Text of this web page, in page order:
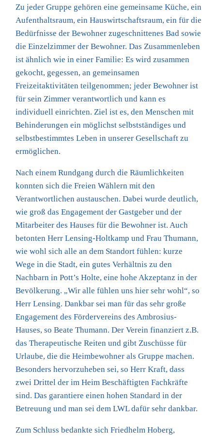
Zu jeder Gruppe gehören eine gemeinsame Küche, ein
Aufenthaltsraum, ein Hauswirtschaftsraum, ein für die
Bedürfnisse der Bewohner zugeschnittenes Bad sowie
die Einzelzimmer der Bewohner. Das Zusammenleben
ist ähnlich wie in einer Familie: Es wird zusammen
gekocht, gegessen, an gemeinsamen
Freizeitaktivitäten teilgenommen; jeder Bewohner ist
für sein Zimmer verantwortlich und kann es
individuell einrichten. Ziel ist es, den Menschen mit
Behinderungen ein möglichst selbstständiges und
selbstbestimmtes Leben in unserer Gesellschaft zu
ermöglichen.
Nach einem Rundgang durch die Räumlichkeiten
konnten sich die Freien Wählern mit den
Verantwortlichen austauschen. Dabei wurde deutlich,
wie groß das Engagement der Gastgeber und der
Mitarbeiter des Hauses für die Bewohner ist. Auch
betonten Herr Lensing-Holtkamp und Frau Thumann,
wie wohl sich alle an dem Standort fühlen: kurze
Wege in die Stadt, ein gutes Verhältnis zu den
Nachbarn in Pott’s Holte, eine hohe Akzeptanz in der
Bevölkerung. „Wir alle fühlen uns hier sehr wohl“, so
Herr Lensing. Dankbar sei man für das sehr große
Engagement des Fördervereins des Ambrosius-
Hauses, so Beate Thumann. Der Verein finanziert z.B.
das Therapeutische Reiten und gibt Zuschüsse für
Urlaube, die die Heimbewohner als Gruppe machen.
Besonders hervorzuheben sei, so Herr Kraft, dass
zwei Drittel der im Heim Beschäftigten Fachkräfte
sind. Das garantiere einen hohen Standard in der
Betreuung und man sei dem LWL dafür sehr dankbar.
Zum Schluss bedankte sich Friedhelm Hoberg,